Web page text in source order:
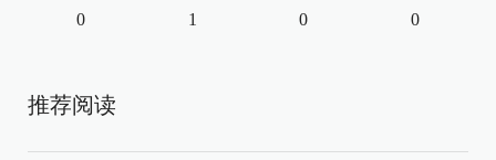
0 1 0 0
推荐阅读